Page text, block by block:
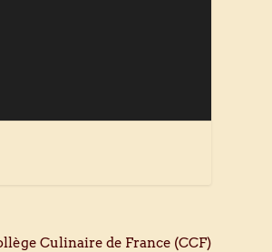
Culinaire de France (CCF)